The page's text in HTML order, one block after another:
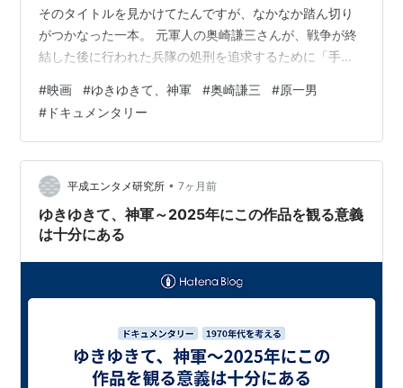
そのタイトルを見かけてたんですが、なかなか踏ん切り
がつかなった一本。 元軍人の奥崎謙三さんが、戦争が終
結した後に行われた兵隊の処刑を追求するために「手段
タリー。 これだけ書くと「社会正義のルポ」と思えるか
もしれませんが、それは全く違います。 これを見終わっ
た時に胸に残るのは「社会正義」ではなく、「戦争が残
した狂気の遺産」。 それ故にカルト作になっています。
もう明らかに「痛い映画」であることが100％分かってい
ます。 それでも大人になって、フ…
#映画 #ゆきゆきて、神軍 #奥崎謙三 #原一男
# ドキュメンタリー
平成エンタメ研究所 • 7ヶ月前
ゆきゆきて、神軍～2025年にこの作品を観る意義
は十分にある